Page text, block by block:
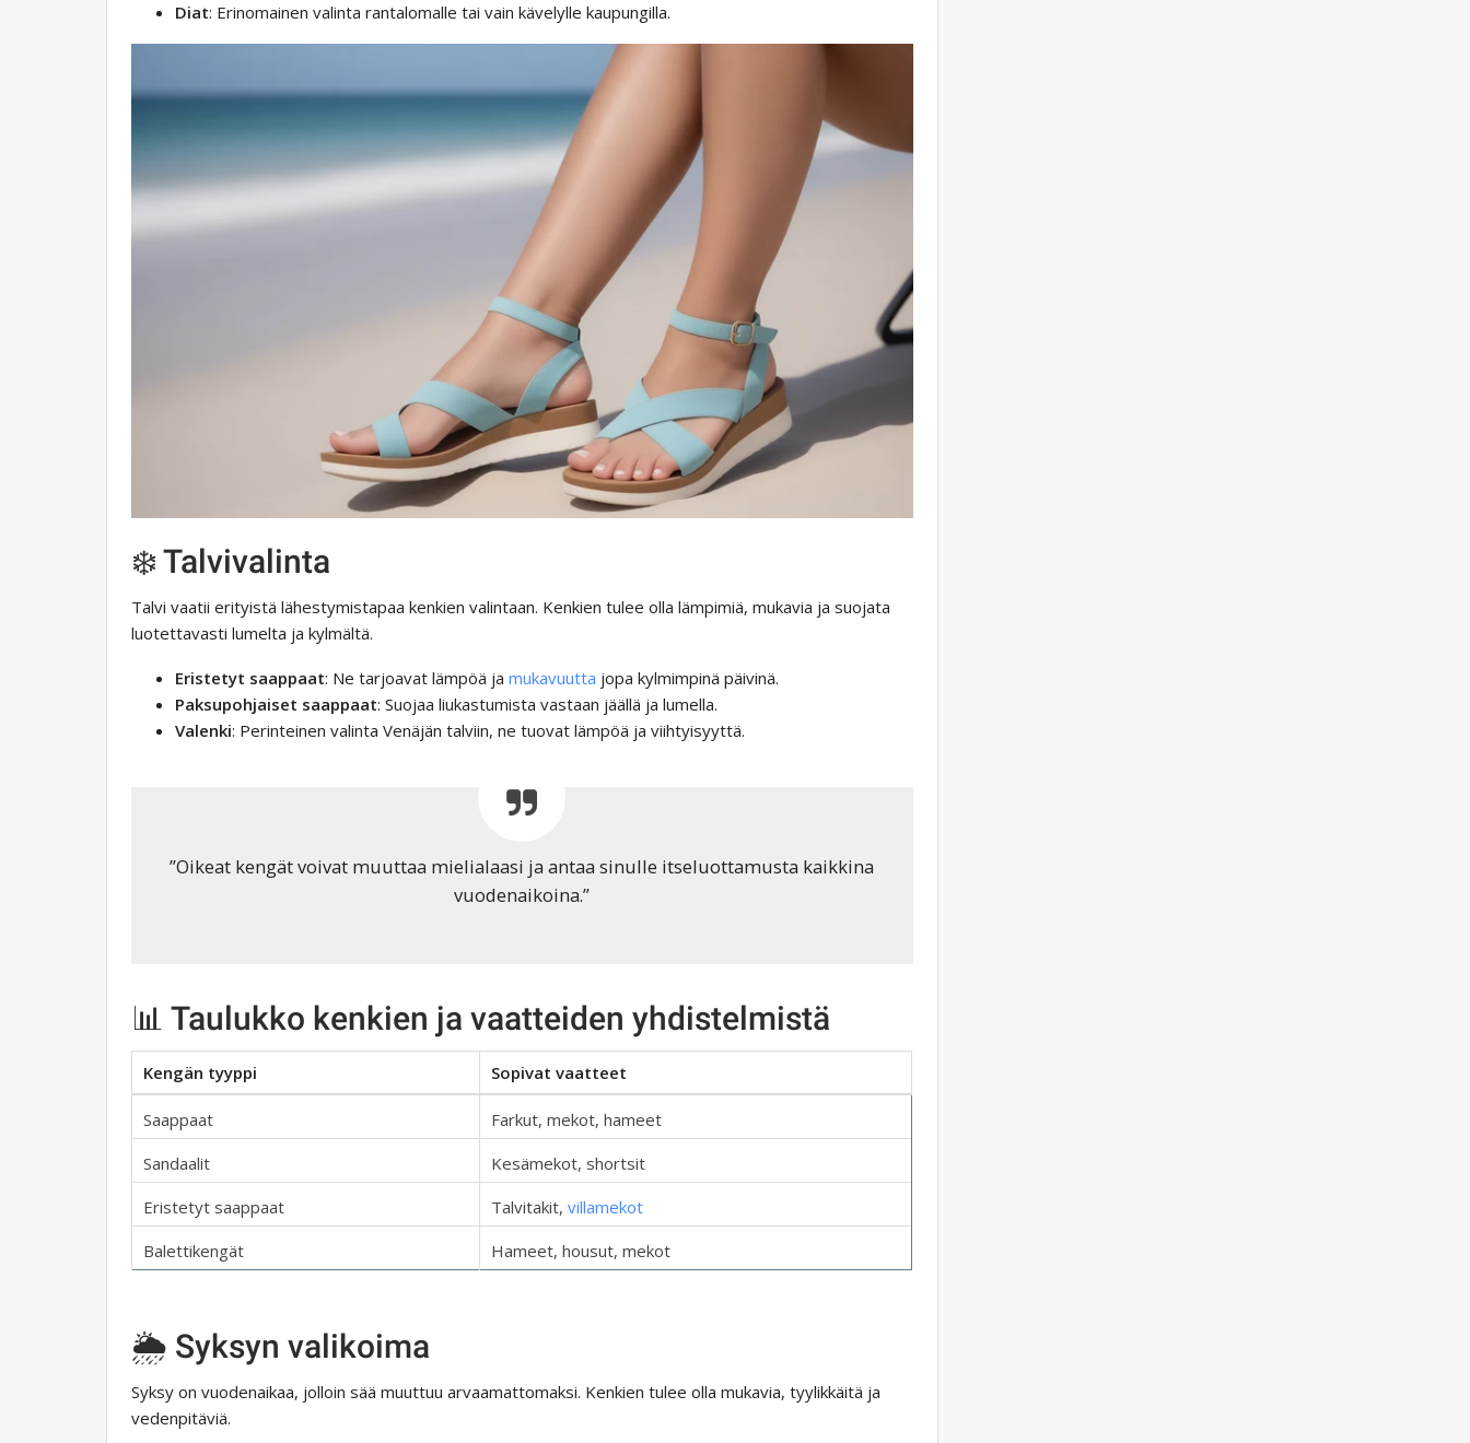
Diat: Erinomainen valinta rantalomalle tai vain kävelylle kaupungilla.
❄️ Talvivalinta
Talvi vaatii erityistä lähestymistapaa kenkien valintaan. Kenkien tulee olla lämpimiä, mukavia ja suojata
luotettavasti lumelta ja kylmältä.
Eristetyt saappaat: Ne tarjoavat lämpöä ja mukavuutta jopa kylmimpinä päivinä.
Paksupohjaiset saappaat: Suojaa liukastumista vastaan ​​jäällä ja lumella.
Valenki: Perinteinen valinta Venäjän talviin, ne tuovat lämpöä ja viihtyisyyttä.
”Oikeat kengät voivat muuttaa mielialaasi ja antaa sinulle itseluottamusta kaikkina
vuodenaikoina.”
📊 Taulukko kenkien ja vaatteiden yhdistelmistä
Kengän tyyppi Sopivat vaatteet
Saappaat
Farkut, mekot, hameet
Sandaalit
Kesämekot, shortsit
Eristetyt saappaat
Talvitakit, villamekot
Balettikengät
Hameet, housut, mekot
🌦 Syksyn valikoima
Syksy on vuodenaikaa, jolloin sää muuttuu arvaamattomaksi. Kenkien tulee olla mukavia, tyylikkäitä ja
vedenpitäviä.